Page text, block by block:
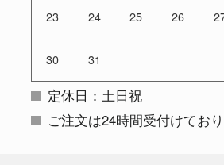
23 24 25 26
30 31
定休日：土日祝
ご注文は24時間受付けてお